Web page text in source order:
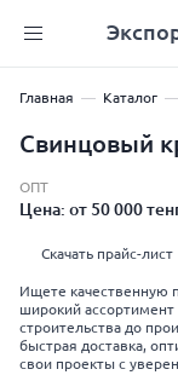
Главная Каталог
Свинцовый
ОПТ
Цена: от 50 000
Скачать прайс-лист
Ищете качественную
широкий
строительства до
быстрая доставка,
свои проекты с